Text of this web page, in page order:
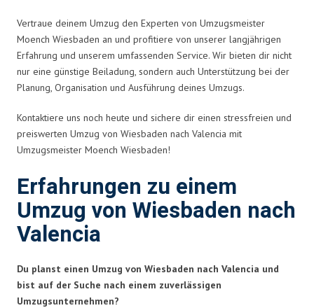
Vertraue deinem Umzug den Experten von Umzugsmeister
Moench Wiesbaden an und profitiere von unserer langjährigen
Erfahrung und unserem umfassenden Service. Wir bieten dir nicht
nur eine günstige Beiladung, sondern auch Unterstützung bei der
Planung, Organisation und Ausführung deines Umzugs.
Kontaktiere uns noch heute und sichere dir einen stressfreien und
preiswerten Umzug von Wiesbaden nach Valencia mit
Umzugsmeister Moench Wiesbaden!
Erfahrungen zu einem
Umzug von Wiesbaden nach
Valencia
Du planst einen Umzug von Wiesbaden nach Valencia und
bist auf der Suche nach einem zuverlässigen
Umzugsunternehmen?